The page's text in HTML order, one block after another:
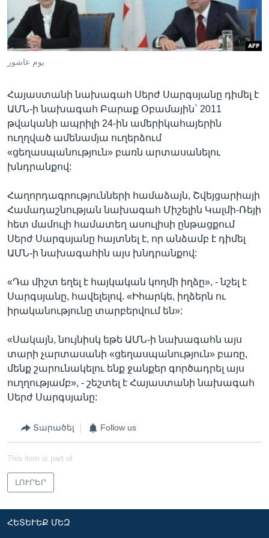
Լեզուներ
یوم عاشور
Հայաստանի նախագահ Սերժ Սարգսյանը դիմել է
ԱՄՆ-ի նախագահ Բարաք Օբամային` 2011
թվականի ապրիլի 24-ին ամերիկահայերին
ուղղված ամենամյա ուղերձում
«ցեղասպանություն» բառն արտասանելու
խնդրանքով:
Հաղորդագրությունների համաձայն, Շվեյցարիայի
Համադաշնության նախագահ Միշելին Կալմի-Ռեյի
հետ մամուլի համատեղ ասուլիսի ընթացքում
Սերժ Սարգսյանը հայտնել է, որ անձամբ է դիմել
ԱՄՆ-ի նախագահին այս խնդրանքով:
«Դա միշտ եղել է հայկական կողմի իղձը», - նշել է
Սարգսյանը, հավելելով. «Իհարկե, իղձերն ու
իրականությունը տարբերվում են»:
«Սակայն, նույնիսկ եթե ԱՄՆ-ի նախագահն այս
տարի չարտասանի «ցեղասպանություն» բառը,
մենք շարունակելու ենք ջանքեր գործադրել այս
ուղղությամբ», - շեշտել է Հայաստանի նախագահ
Սերժ Սարգսյանը:
Տարածել Follow us
This item is part of
ԼՈՒՐԵՐ
ՀԵՏԵՒԵՔ ՄԵԶ